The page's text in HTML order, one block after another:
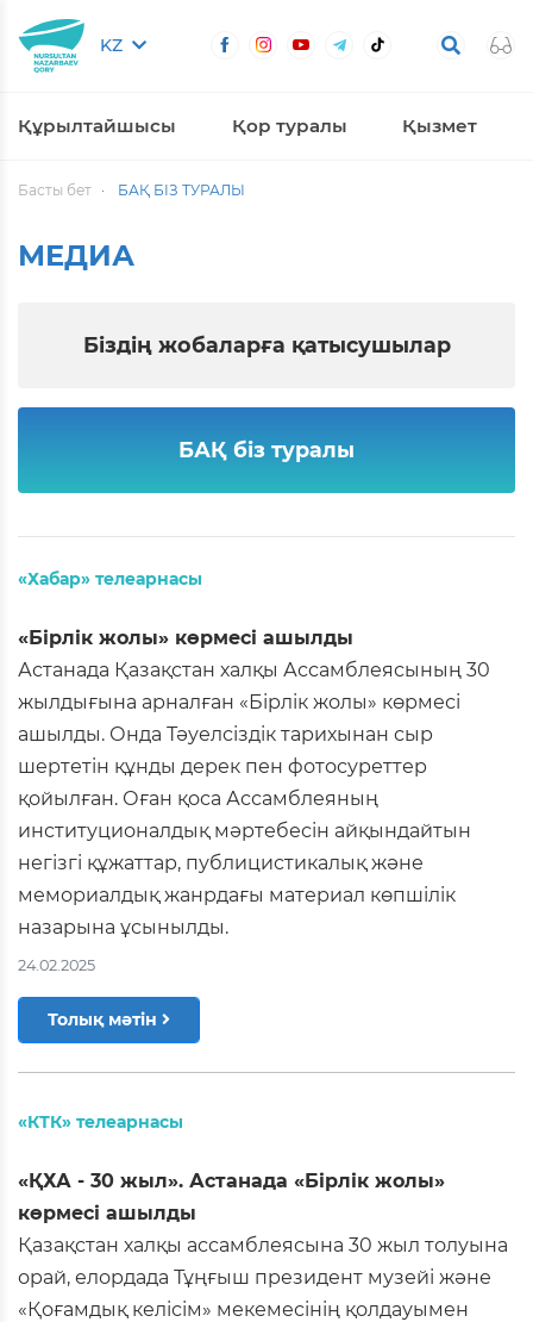
KZ
Құрылтайшысы Қор туралы Қызмет
Басты бет БАҚ БІЗ ТУРАЛЫ
МЕДИА
Біздің жобаларға қатысушылар
БАҚ біз туралы
«Хабар» телеарнасы
«Бірлік жолы» көрмесі ашылды
Астанада Қазақстан халқы Ассамблеясының 30
жылдығына арналған «Бірлік жолы» көрмесі
ашылды. Онда Тәуелсіздік тарихынан сыр
шертетін құнды дерек пен фотосуреттер
қойылған. Оған қоса Ассамблеяның
институционалдық мәртебесін айқындайтын
негізгі құжаттар, публицистикалық және
мемориалдық жанрдағы материал көпшілік
назарына ұсынылды.
24.02.2025
Толық мәтін
«КТК» телеарнасы
«ҚХА - 30 жыл». Астанада «Бірлік жолы»
көрмесі ашылды
Қазақстан халқы ассамблеясына 30 жыл толуына
орай, елордада Тұңғыш президент музейі және
«Қоғамдық келісім» мекемесінің қолдауымен